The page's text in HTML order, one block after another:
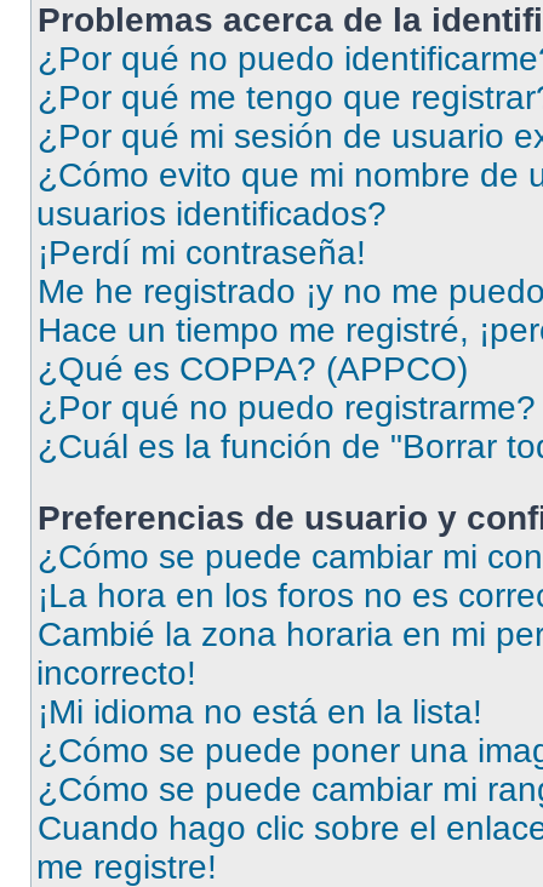
Problemas acerca de la
¿Por qué no puedo
¿Por qué me tengo que
¿Por qué mi sesión de usuario
¿Cómo evito que mi nombre de
usuarios identificados?
¡Perdí mi contraseña!
Me he registrado ¡y no me
Hace un tiempo me registré,
¿Qué es COPPA? (APPCO)
¿Por qué no puedo registrarme?
¿Cuál es la función de "Borrar
Preferencias de usuario y
¿Cómo se puede cambiar mi
¡La hora en los foros no es
Cambié la zona horaria en mi
incorrecto!
¡Mi idioma no está en la lista!
¿Cómo se puede poner una
¿Cómo se puede cambiar mi
Cuando hago clic sobre el
me registre!